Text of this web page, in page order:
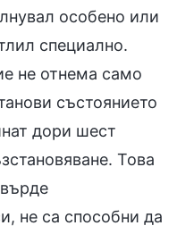
особено или
специално.
не отнема само
състоянието
дори шест
Това
не са способни да